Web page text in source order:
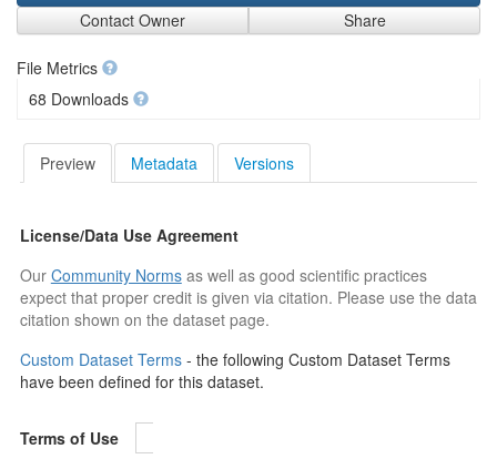
Contact Owner
Share
File Metrics
68 Downloads
Preview Metadata Versions
License/Data Use Agreement
Our Community Normsas well as good scientific practices
expect that proper credit is given via citation. Please use the data
citation shown on the dataset page.
Custom Dataset Terms - the following Custom Dataset Terms
have been defined for this dataset.
Terms of Use